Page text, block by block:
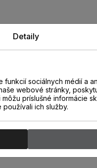
Detaily
sociálnych médií a
webové stránky,
príslušné informácie
ich služby.